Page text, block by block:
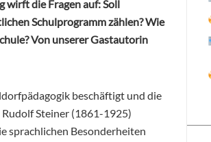
wirft die Fragen auf: Soll
Schulprogramm zählen? Wie
Von unserer Gastautorin
beschäftigt und die
Steiner (1861-1925)
sprachlichen Besonderheiten